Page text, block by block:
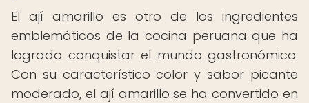
El ají amarillo es otro de los ingredientes
emblemáticos de la cocina peruana que ha
logrado conquistar el mundo gastronómico.
Con su característico color y sabor picante
moderado, el ají amarillo se ha convertido en